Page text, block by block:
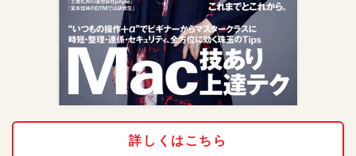
詳しくはこちら